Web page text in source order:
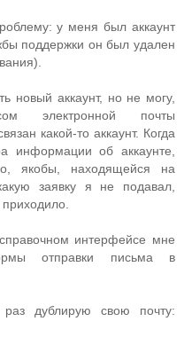
у меня был аккаунт
поддержки он был удален
новый аккаунт, но не могу,
электронной почты
какой-то аккаунт. Когда
информации об аккаунте,
якобы, находящейся на
заявку я не подавал,
интерфейсе мне
отправки письма в
дублирую свою почту: